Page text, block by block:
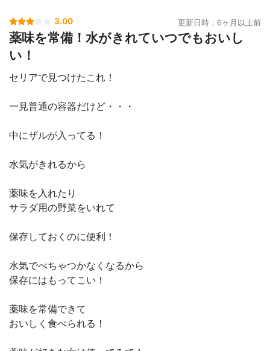
3.00 更新日時：6ヶ月以上前
薬味を常備！水がきれていつでもおいし
い！
セリアで見つけたこれ！
一見普通の容器だけど・・・
中にザルが入ってる！
水気がきれるから
薬味を入れたり
サラダ用の野菜をいれて
保存しておくのに便利！
水気でべちゃつかなくなるから
保存にはもってこい！
薬味を常備できて
おいしく食べられる！